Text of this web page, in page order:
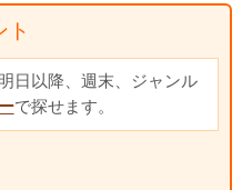
ト
日以降、週末、ジャンル
で探せます。